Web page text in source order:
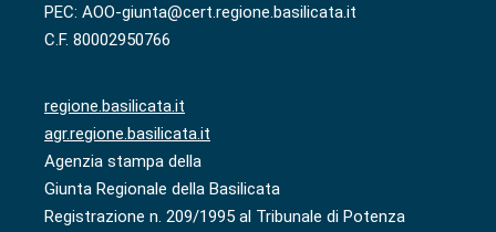
PEC: AOO-giunta@cert.regione.basilicata.it
C.F. 80002950766
regione.basilicata.it
agr.regione.basilicata.it
Agenzia stampa della
Giunta Regionale della Basilicata
Registrazione n. 209/1995 al Tribunale di Potenza